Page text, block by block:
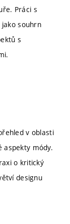
Práci s
souhrn
s
v oblasti
aspekty módy.
o kritický
designu